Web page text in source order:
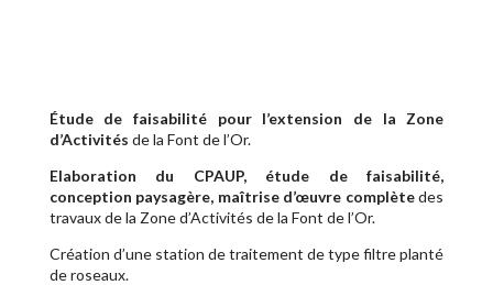
Étude de faisabilité pour l’extension de la Zone
d’Activités de la Font de l’Or.
Elaboration du CPAUP, étude de faisabilité,
conception paysagère, maîtrise d’œuvre complètedes
travaux de la Zone d’Activités de la Font de l’Or.
Création d’une station de traitement de type filtre planté
de roseaux.